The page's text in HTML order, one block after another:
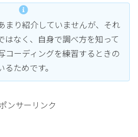
まり紹介していませんが、それ
はなく、自身で調べ方を知って
コーディングを練習するときの
ためです。
ンサーリンク